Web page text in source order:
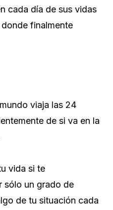
cada día de sus vidas
finalmente
viaja las 24
de si va en la
vida si te
sólo un grado de
de tu situación cada